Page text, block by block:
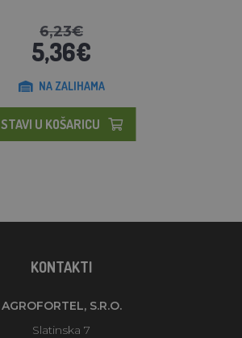
6,23€
5,36€
NA ZALIHAMA
STAVI U KOŠARICU
KONTAKTI
AGROFORTEL, S.R.O.
Slatinska 7